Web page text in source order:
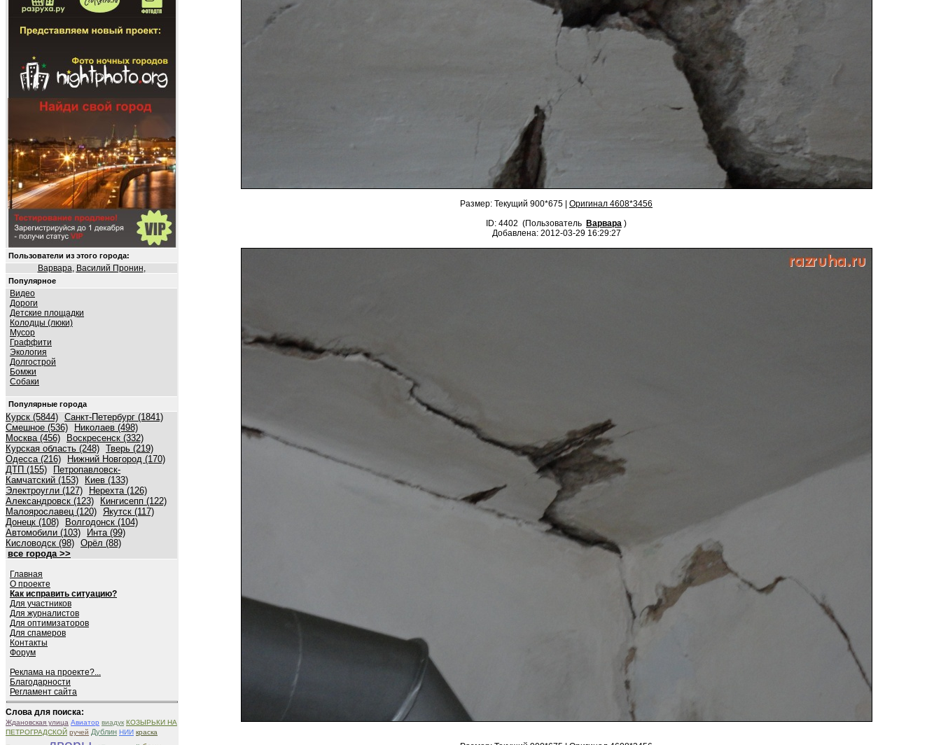
Пользователи из этого города:
Варвара, Василий Пронин,
Популярное
Видео
Дороги
Детские площадки
Колодцы (люки)
Мусор
Граффити
Экология
Долгострой
Бомжи
Собаки
Популярные города
Курск (5844) Санкт-Петербург (1841)
Смешное (536)
Николаев (498)
Москва (456)
Воскресенск (332)
Курская область (248) Тверь (219)
Одесса (216)
Нижний Новгород (170)
ДТП (155)
Петропавловск-
Камчатский (153)
Киев (133)
Электроугли (127)
Нерехта (126)
Александровск (123)
Кингисепп (122)
Малоярославец (120) Якутск (117)
Донецк (108)
Волгодонск (104)
Автомобили (103)
Инта (99)
Кисловодск (98) Орёл (88)
все города >>
Главная
О проекте
Как исправить ситуацию?
Для участников
Для журналистов
Для оптимизаторов
Для спамеров
Контакты
Форум
Реклама на проекте?...
Благодарности
Регламент сайта
Слова для поиска:
Ждановская улица Авиатор виадук КОЗЫРЬКИ НА
ПЕТРОГРАДСКОЙ ручей Дублин НИИ краска
Размер: Текущий 900*675 | Оригинал 4608*3456
ID: 4402 (Пользователь Варвара )
Добавлена: 2012-03-29 16:29:27